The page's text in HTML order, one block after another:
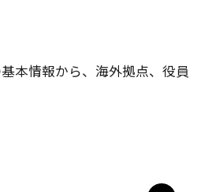
本情報から、海外拠点、役員